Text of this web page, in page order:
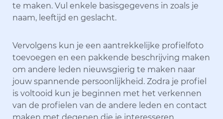
te maken. Vul enkele basisgegevens in zoals je
naam, leeftijd en geslacht.
Vervolgens kun je een aantrekkelijke profielfoto
toevoegen en een pakkende beschrijving maken
om andere leden nieuwsgierig te maken naar
jouw spannende persoonlijkheid. Zodra je profiel
is voltooid kun je beginnen met het verkennen
van de profielen van de andere leden en contact
maken met degenen die je interesseren.